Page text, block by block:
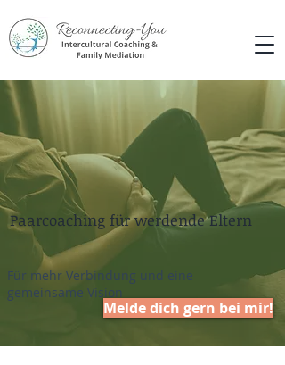
Paarcoaching für werdende Eltern
Für mehr Verbindung und eine
gemeinsame Vision
Melde dich gern bei mir!